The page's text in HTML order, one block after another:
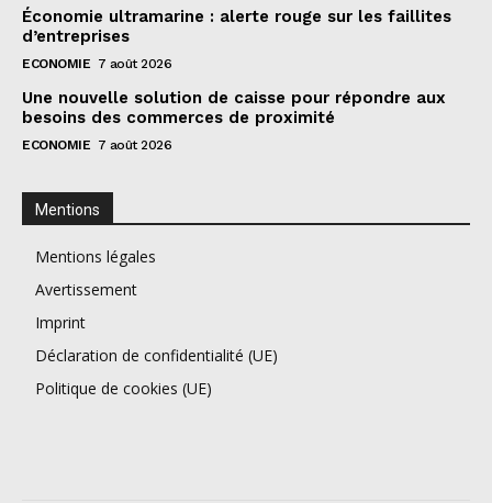
Économie ultramarine : alerte rouge sur les faillites
d’entreprises
ECONOMIE 7 août 2026
Une nouvelle solution de caisse pour répondre aux
besoins des commerces de proximité
ECONOMIE 7 août 2026
Mentions
Mentions légales
Avertissement
Imprint
Déclaration de confidentialité (UE)
Politique de cookies (UE)